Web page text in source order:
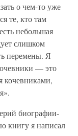
о чем-то уже
те, кто там
небольшая
слишком
перемены. Я
— это
кочевниками,
биографии-
книгу я написал